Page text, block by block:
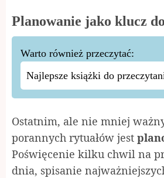
Planowanie jako klucz
Warto również przeczytać:
Najlepsze książki do
Ostatnim, ale nie mniej
porannych rytuałów jest
Poświęcenie kilku chwil na
dnia, spisanie